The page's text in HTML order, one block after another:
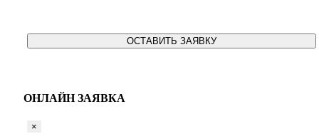
ОСТАВИТЬ ЗАЯВКУ
ОНЛАЙН ЗАЯВКА
×